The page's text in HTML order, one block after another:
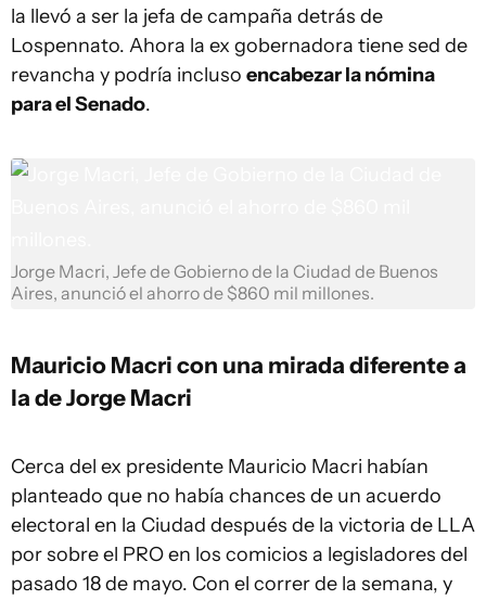
la llevó a ser la jefa de campaña detrás de
Lospennato. Ahora la ex gobernadora tiene sed de
revancha y podría incluso encabezar la nómina
para el Senado.
Jorge Macri, Jefe de Gobierno de la Ciudad de Buenos
Aires, anunció el ahorro de $860 mil millones.
Mauricio Macri con una mirada diferente a
la de Jorge Macri
Cerca del ex presidente Mauricio Macri habían
planteado que no había chances de un acuerdo
electoral en la Ciudad después de la victoria de LLA
por sobre el PRO en los comicios a legisladores del
pasado 18 de mayo. Con el correr de la semana, y